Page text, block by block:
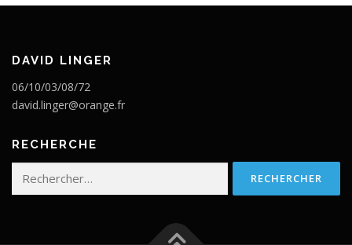
DAVID LINGER
06/10/03/08/72
david.linger@orange.fr
RECHERCHE
Rechercher :